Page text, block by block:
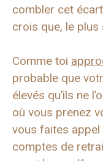
combler cet
crois que, le plus
Comme toi
probable que
élevés qu’ils ne
où vous prenez
vous faites
comptes de